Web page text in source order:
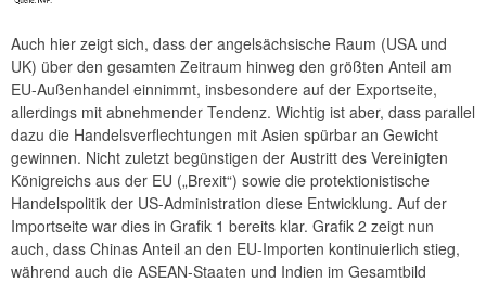
Auch hier zeigt sich, dass der angelsächsische Raum (USA und
UK) über den gesamten Zeitraum hinweg den größten Anteil am
EU-Außenhandel einnimmt, insbesondere auf der Exportseite,
allerdings mit abnehmender Tendenz. Wichtig ist aber, dass parallel
dazu die Handelsverflechtungen mit Asien spürbar an Gewicht
gewinnen. Nicht zuletzt begünstigen der Austritt des Vereinigten
Königreichs aus der EU („Brexit“) sowie die protektionistische
Handelspolitik der US-Administration diese Entwicklung. Auf der
Importseite war dies in Grafik 1 bereits klar. Grafik 2 zeigt nun
auch, dass Chinas Anteil an den EU-Importen kontinuierlich stieg,
während auch die ASEAN-Staaten und Indien im Gesamtbild